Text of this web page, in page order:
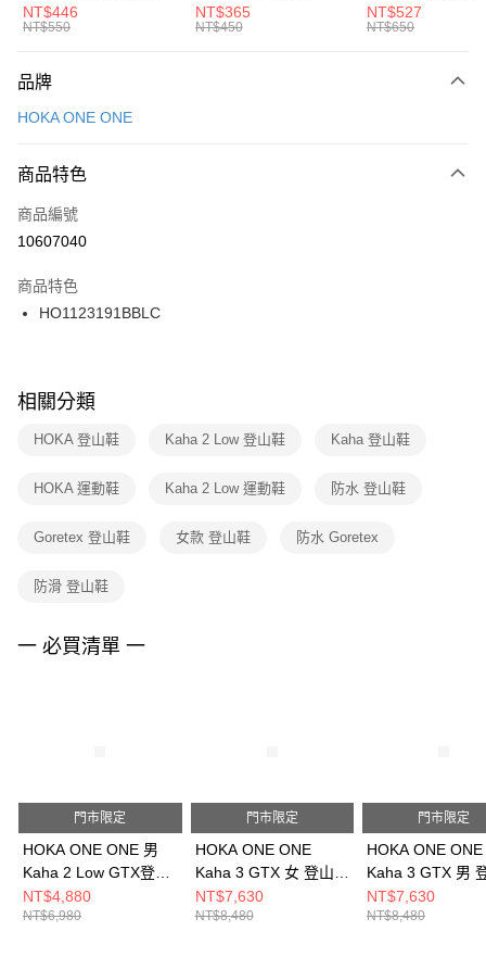
中統襪 FZ3393100
NT$446
NT$550
EMBRDY 男女 短統襪
FZ3073133
NT$365
NT$450
BA5871010
NT$527
NT$650
品牌
HOKA ONE ONE
商品特色
商品編號
10607040
商品特色
HO1123191BBLC
相關分類
HOKA 登山鞋 Kaha 2 Low 登山鞋 Kaha 登山鞋
HOKA 運動鞋 Kaha 2 Low 運動鞋 防水 登山鞋
Goretex 登山鞋 女款 登山鞋 防水 Goretex
防滑 登山鞋
一 必買清單 一
門市限定
HOKA ONE ONE 男
Kaha 2 Low GTX登山
鞋 橡木色/大理石白
HO1123190FOKLB
NT$4,880
NT$6,980
門市限定
HOKA ONE ONE
Kaha 3 GTX 女 登山鞋
黑 HO1162531BBLC
NT$7,630
NT$8,480
門市限定
HOKA ONE ONE
Kaha 3 GTX 男
黑
NT$7,630
NT$8,480